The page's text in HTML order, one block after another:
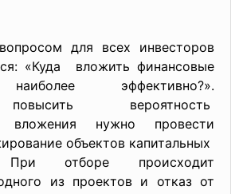
для всех инвесторов
«Куда вложить финансовые
эффективно?».
вероятность
вложения нужно провести
объектов капитальных
При отборе происходит
из проектов и отказ от